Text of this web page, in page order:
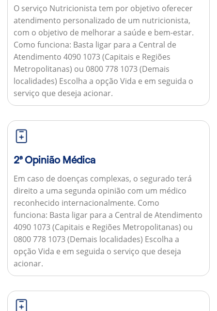
O serviço Nutricionista tem por objetivo oferecer
atendimento personalizado de um nutricionista,
com o objetivo de melhorar a saúde e bem-estar.
Como funciona: Basta ligar para a Central de
Atendimento 4090 1073 (Capitais e Regiões
Metropolitanas) ou 0800 778 1073 (Demais
localidades) Escolha a opção Vida e em seguida o
serviço que deseja acionar.
2ª Opinião Médica
Em caso de doenças complexas, o segurado terá
direito a uma segunda opinião com um médico
reconhecido internacionalmente. Como
funciona: Basta ligar para a Central de Atendimento
4090 1073 (Capitais e Regiões Metropolitanas) ou
0800 778 1073 (Demais localidades) Escolha a
opção Vida e em seguida o serviço que deseja
acionar.